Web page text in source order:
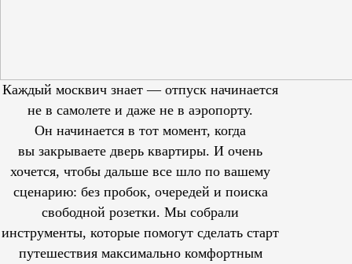
Каждый москвич знает — отпуск начинается
не в самолете и даже не в аэропорту.
Он начинается в тот момент, когда
вы закрываете дверь квартиры. И очень
хочется, чтобы дальше все шло по вашему
сценарию: без пробок, очередей и поиска
свободной розетки. Мы собрали
инструменты, которые помогут сделать старт
путешествия максимально комфортным